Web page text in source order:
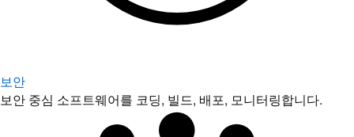
보안
보안 중심 소프트웨어를 코딩, 빌드, 배포, 모니터링합니다.